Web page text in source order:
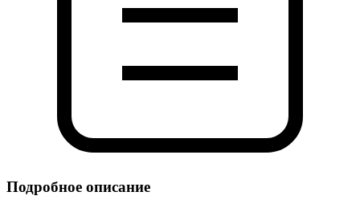
Подробное описание